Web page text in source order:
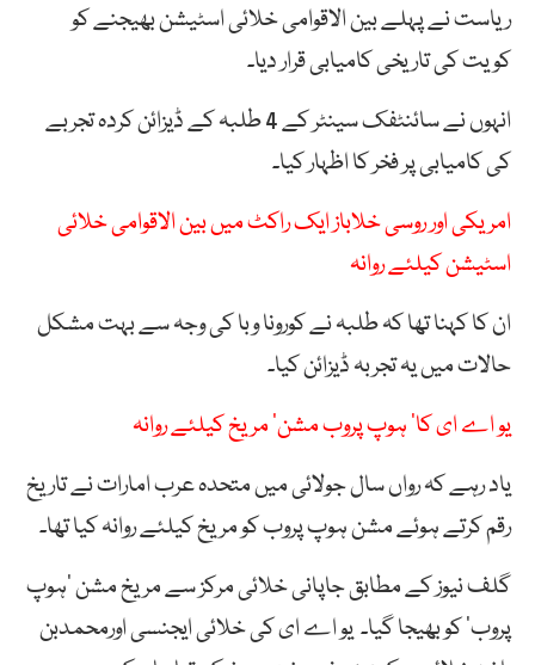
ریاست نے پہلے بین الاقوامی خلائی اسٹیشن بھیجنے کو
کویت کی تاریخی کامیابی قرار دیا۔
انہوں نے سائنٹفک سینٹر کے 4 طلبہ کے ڈیزائن کردہ تجربے
کی کامیابی پر فخر کا اظہار کیا۔
امریکی اور روسی خلاباز ایک راکٹ میں بین الاقوامی خلائی
اسٹیشن کیلئے روانہ
ان کا کہنا تھا کہ طلبہ نے کورونا وبا کی وجہ سے بہت مشکل
حالات میں یہ تجربہ ڈیزائن کیا۔
یو اے ای کا’ ہوپ پروب مشن‘ مریخ کیلئے روانہ
یاد رہے کہ رواں سال جولائی میں متحدہ عرب امارات نے تاریخ
رقم کرتے ہوئے مشن ہوپ پروب کو مریخ کیلئے روانہ کیا تھا۔
گلف نیوز کے مطابق جاپانی خلائی مرکز سے مریخ مشن ’ہوپ
پروب‘ کو بھیجا گیا۔ یو اے ای کی خلائی ایجنسی اورمحمدبن